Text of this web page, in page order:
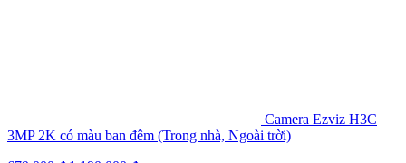
Camera Ezviz H3C
3MP 2K có màu ban đêm (Trong nhà, Ngoài trời)